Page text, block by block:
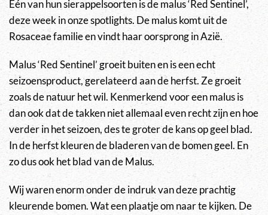
Eén van hun sierappelsoorten is de malus ‘Red Sentinel’,
deze week in onze spotlights. De malus komt uit de
Rosaceae familie en vindt haar oorsprong in Azië.
Malus ‘Red Sentinel’ groeit buiten en is een echt
seizoensproduct, gerelateerd aan de herfst. Ze groeit
zoals de natuur het wil. Kenmerkend voor een malus is
dan ook dat de takken niet allemaal even recht zijn en hoe
verder in het seizoen, des te groter de kans op geel blad.
In de herfst kleuren de bladeren van de bomen geel. En
zo dus ook het blad van de Malus.
Wij waren enorm onder de indruk van deze prachtig
kleurende bomen. Wat een plaatje om naar te kijken. De